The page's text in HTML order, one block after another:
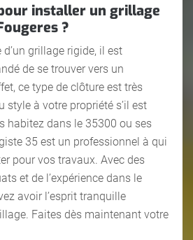
installer un grillage
?
grillage rigide, il est
de se trouver vers un
ce type de clôture est très
style à votre propriété s’il est
habitez dans le 35300 ou ses
35 est un professionnel à qui
pour vos travaux. Avec des
et de l’expérience dans le
avoir l’esprit tranquille
Faites dès maintenant votre